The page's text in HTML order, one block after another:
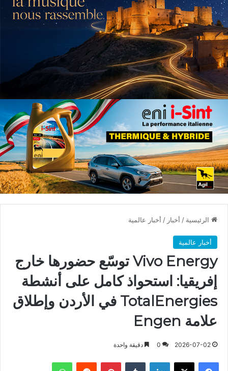
الرئيسية / أخبار / أخبار عالمية
أخبار عالمية
Vivo Energy⁠ توسّع حضورها خارج
إفريقيا: استحواذ كامل على أنشطة
TotalEnergies⁠ في الأردن وإطلاق
علامة Engen
2026-07-02
0 دقيقة واحدة
فيسبوك X لينكدإن بينتيريست واتساب